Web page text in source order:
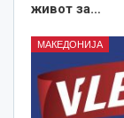
живот за…
МАКЕДОНИЈА